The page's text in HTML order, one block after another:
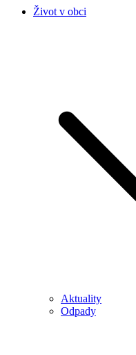
Život v obci
Aktuality
Odpady